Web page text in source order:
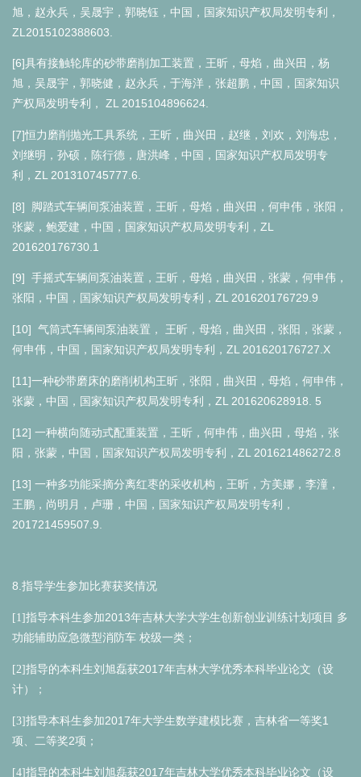
旭，赵永兵，吴晟宇，郭晓钰，中国，国家知识产权局发明专利，
ZL2015102388603.
[6]具有接触轮库的砂带磨削加工装置，王昕，母焰，曲兴田，杨
旭，吴晟宇，郭晓健，赵永兵，于海洋，张超鹏，中国，国家知识
产权局发明专利，
ZL 2015104896624.
[7]恒力磨削抛光工具系统，王昕，曲兴田，赵继，刘欢，刘海忠，
刘继明，孙硕，陈行德，唐洪峰，中国，国家知识产权局发明专
利， ZL 201310745777.6.
[8] 脚踏式车辆间泵油装置，王昕，母焰，曲兴田，何申伟，张阳，
张蒙，鲍爱建，中国，国家知识产权局发明专利， ZL
201620176730.1
[9] 手摇式车辆间泵油装置，王昕，母焰，曲兴田，张蒙，何申伟，
张阳，中国，国家知识产权局发明专利， ZL 201620176729.9
[10] 气筒式车辆间泵油装置，
王昕，母焰，曲兴田，张阳，张蒙，
何申伟，中国，国家知识产权局发明专利， ZL 201620176727.X
[11]一种砂带磨床的磨削机构王昕，张阳，曲兴田，母焰，何申伟，
张蒙，中国，国家知识产权局发明专利， ZL 201620628918. 5
[12] 一种横向随动式配重装置，王昕，何申伟，曲兴田，母焰，张
阳，张蒙，中国，国家知识产权局发明专利， ZL 201621486272.8
[13] 一种多功能采摘分离红枣的采收机构，王昕，方美娜，李潼，
王鹏，尚明月，卢珊，中国，国家知识产权局发明专利，
201721459507.9.
8.指导学生参加比赛获奖情况
[1]指导本科生参加2013年吉林大学大学生创新创业训练计划项目 多
功能辅助应急微型消防车 校级一类；
[2]指导的本科生刘旭磊获2017年吉林大学优秀本科毕业论文（设
计）；
[3]指导本科生参加2017年大学生数学建模比赛，吉林省一等奖1
项、二等奖2项；
[4]指导的本科生刘旭磊获2017年吉林大学优秀本科毕业论文（设